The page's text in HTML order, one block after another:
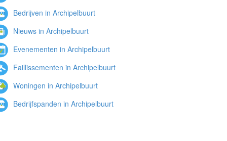
Bedrijven in Archipelbuurt
Nieuws in Archipelbuurt
Evenementen in Archipelbuurt
Faillissementen in Archipelbuurt
Woningen in Archipelbuurt
Bedrijfspanden in Archipelbuurt